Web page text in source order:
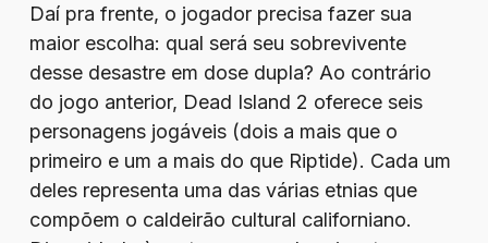
Daí pra frente, o jogador precisa fazer sua
maior escolha: qual será seu sobrevivente
desse desastre em dose dupla? Ao contrário
do jogo anterior, Dead Island 2 oferece seis
personagens jogáveis (dois a mais que o
primeiro e um a mais do que Riptide). Cada um
deles representa uma das várias etnias que
compõem o caldeirão cultural californiano.